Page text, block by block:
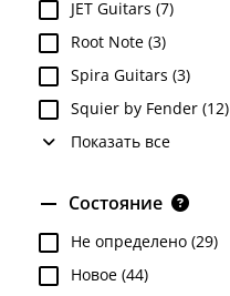
JET Guitars (7)
Root Note (3)
Spira Guitars (3)
Squier by Fender (12)
Показать все
Состояние
Не определено (29)
Новое (44)